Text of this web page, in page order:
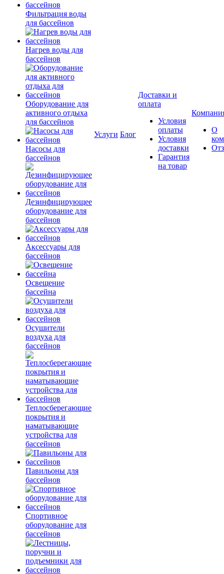
Фильтрация воды
для бассейнов
Нагрев воды для
бассейнов
Оборудование для
активного отдыха
для бассейнов
Насосы для
бассейнов
Дезинфицирующее
оборудование для
бассейнов
Аксессуары для
бассейнов
Освещение
бассейна
Осушители
воздуха для
бассейнов
Теплосберегающие
покрытия и
наматывающие
устройства для
бассейнов
Павильоны для
бассейнов
Спортивное
оборудование для
бассейнов
Услуги Блог
Доставки и
оплата
Условия
оплаты
Условия
доставки
Гарантия
на товар
О